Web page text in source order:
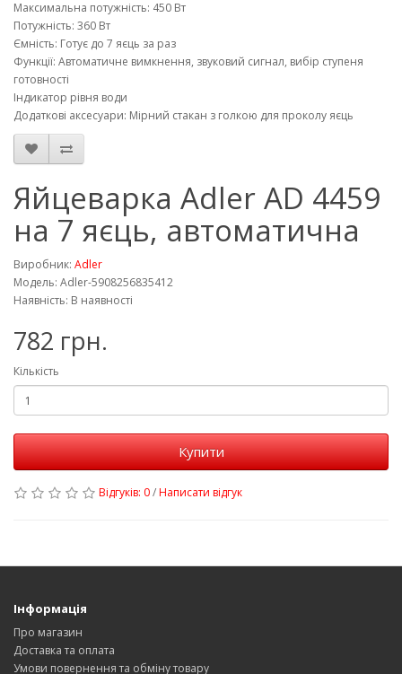
Максимальна потужність: 450 Вт
Потужність: 360 Вт
Ємність: Готує до 7 яєць за раз
Функції: Автоматичне вимкнення, звуковий сигнал, вибір ступеня
готовності
Індикатор рівня води
Додаткові аксесуари: Мірний стакан з голкою для проколу яєць
Яйцеварка Adler AD 4459
на 7 яєць, автоматична
Виробник: Adler
Модель: Adler-5908256835412
Наявність: В наявності
782 грн.
Кількість
Купити
Відгуків: 0/Написати відгук
Інформація
Про магазин
Доставка та оплата
Умови повернення та обміну товару